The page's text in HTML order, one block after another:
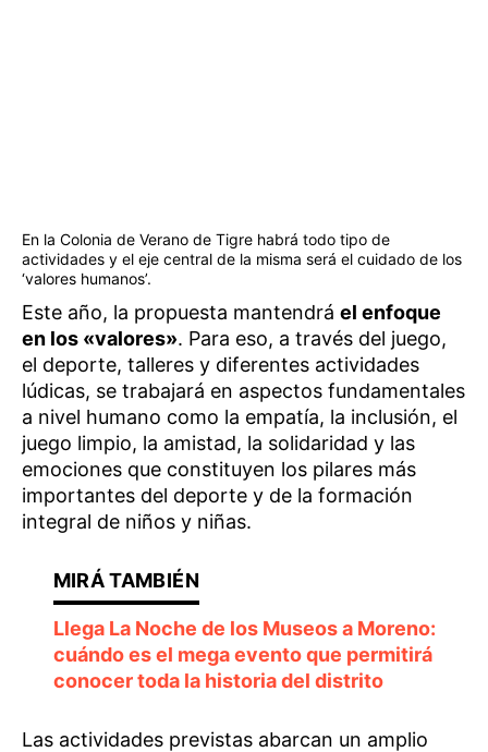
En la Colonia de Verano de Tigre habrá todo tipo de
actividades y el eje central de la misma será el cuidado de los
‘valores humanos’.
Este año, la propuesta mantendrá el enfoque
en los «valores». Para eso, a través del juego,
el deporte, talleres y diferentes actividades
lúdicas, se trabajará en aspectos fundamentales
a nivel humano como la empatía, la inclusión, el
juego limpio, la amistad, la solidaridad y las
emociones que constituyen los pilares más
importantes del deporte y de la formación
integral de niños y niñas.
Llega La Noche de los Museos a Moreno:
cuándo es el mega evento que permitirá
conocer toda la historia del distrito
Las actividades previstas abarcan un amplio